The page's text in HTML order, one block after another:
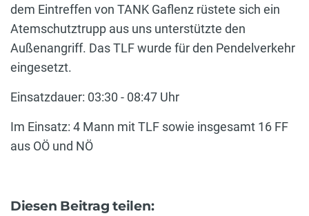
dem Eintreffen von TANK Gaflenz rüstete sich ein
Atemschutztrupp aus uns unterstützte den
Außenangriff. Das TLF wurde für den Pendelverkehr
eingesetzt.
Einsatzdauer: 03:30 - 08:47 Uhr
Im Einsatz: 4 Mann mit TLF sowie insgesamt 16 FF
aus OÖ und NÖ
Diesen Beitrag teilen: